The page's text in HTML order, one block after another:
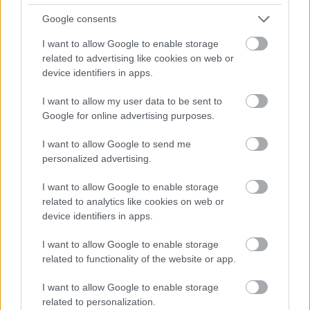
Google consents
I want to allow Google to enable storage
related to advertising like cookies on web or
device identifiers in apps.
I want to allow my user data to be sent to
Google for online advertising purposes.
I want to allow Google to send me
personalized advertising.
I want to allow Google to enable storage
related to analytics like cookies on web or
device identifiers in apps.
I want to allow Google to enable storage
related to functionality of the website or app.
I want to allow Google to enable storage
related to personalization.
6,5€/kulcs)
6€/kulcs)
Windows 11 Professional - 50 keys
Windows 11 Professional - 100keys- 750€ (csak
Windows és Office 50%-os
kuponkóddal
Windows 10 Enterprise LTSC 2019 - 1 PC
Windows 11 Enterprise LTSC 2024 - 1 PC
-14,99€
Windows Server 2022 Standard- 25,62€